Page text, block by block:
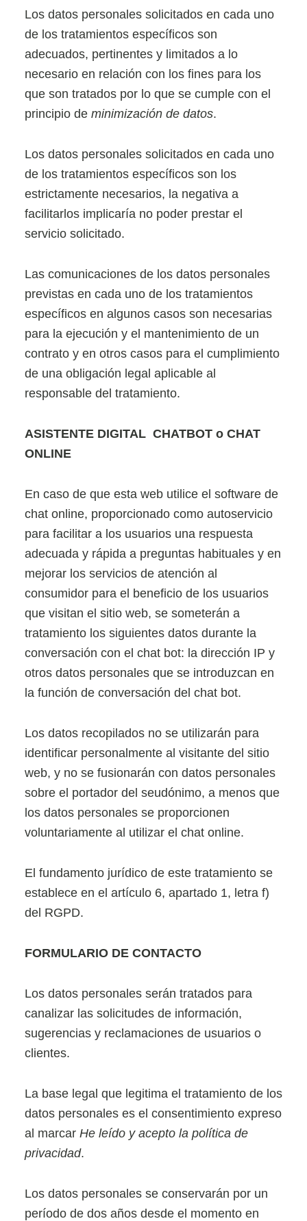
Los datos personales solicitados en cada uno
de los tratamientos específicos son
adecuados, pertinentes y limitados a lo
necesario en relación con los fines para los
que son tratados por lo que se cumple con el
principio de minimización de datos.
Los datos personales solicitados en cada uno
de los tratamientos específicos son los
estrictamente necesarios, la negativa a
facilitarlos implicaría no poder prestar el
servicio solicitado.
Las comunicaciones de los datos personales
previstas en cada uno de los tratamientos
específicos en algunos casos son necesarias
para la ejecución y el mantenimiento de un
contrato y en otros casos para el cumplimiento
de una obligación legal aplicable al
responsable del tratamiento.
ASISTENTE DIGITAL CHATBOT o CHAT
ONLINE
En caso de que esta web utilice el software de
chat online, proporcionado como autoservicio
para facilitar a los usuarios una respuesta
adecuada y rápida a preguntas habituales y en
mejorar los servicios de atención al
consumidor para el beneficio de los usuarios
que visitan el sitio web, se someterán a
tratamiento los siguientes datos durante la
conversación con el chat bot: la dirección IP y
otros datos personales que se introduzcan en
la función de conversación del chat bot.
Los datos recopilados no se utilizarán para
identificar personalmente al visitante del sitio
web, y no se fusionarán con datos personales
sobre el portador del seudónimo, a menos que
los datos personales se proporcionen
voluntariamente al utilizar el chat online.
El fundamento jurídico de este tratamiento se
establece en el artículo 6, apartado 1, letra f)
del RGPD.
FORMULARIO DE CONTACTO
Los datos personales serán tratados para
canalizar las solicitudes de información,
sugerencias y reclamaciones de usuarios o
clientes.
La base legal que legitima el tratamiento de los
datos personales es el consentimiento expreso
al marcar He leído y acepto la política de
privacidad.
Los datos personales se conservarán por un
período de dos años desde el momento en